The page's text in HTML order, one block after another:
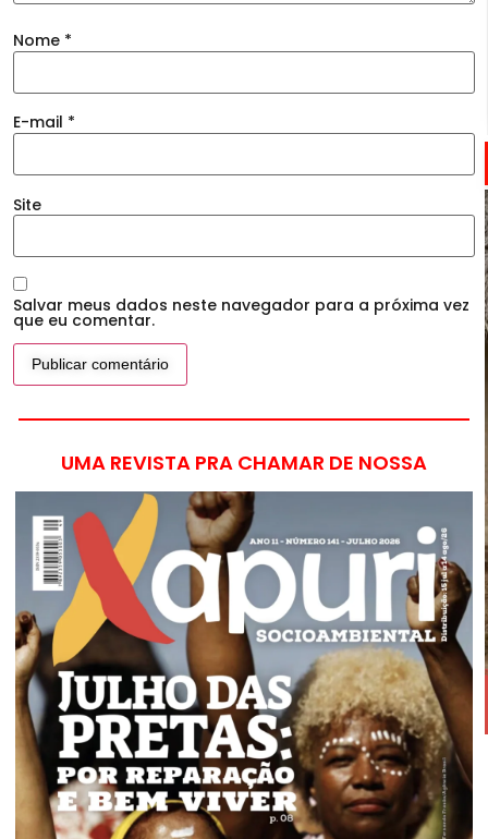
Nome *
E-mail *
Site
Salvar meus dados neste navegador para a próxima vez
que eu comentar.
UMA REVISTA PRA CHAMAR DE NOSSA